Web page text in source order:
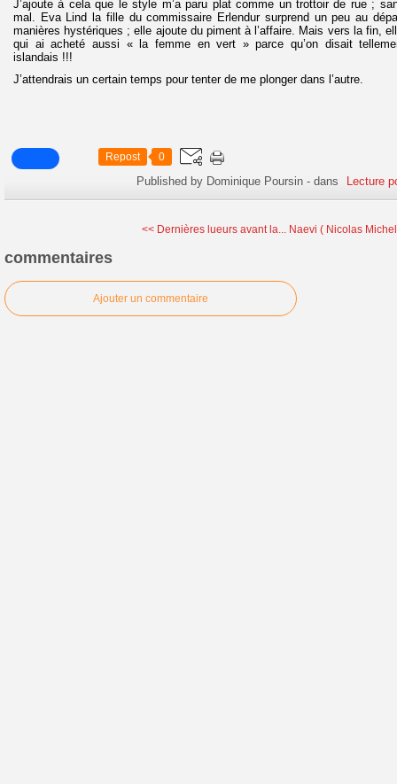
J’ajoute à cela que le style m’a paru plat comme un trottoir de rue ;
mal. Eva Lind la fille du commissaire Erlendur surprend un peu au
manières hystériques ; elle ajoute du piment à l’affaire. Mais vers la fin,
qui ai acheté aussi « la femme en vert » parce qu’on disait
islandais !!!
J’attendrais un certain temps pour tenter de me plonger dans l’autre.
Repost 0
Published by Dominique Poursin -dans Lecture
<< Dernières lueurs avant la... Naevi ( Nicolas
commentaires
Ajouter un commentaire